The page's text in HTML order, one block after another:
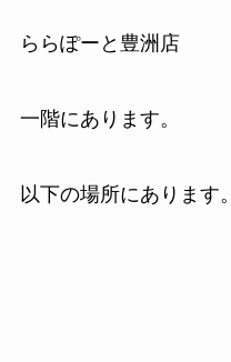
ららぽーと豊洲店
一階にあります。
以下の場所にあります。